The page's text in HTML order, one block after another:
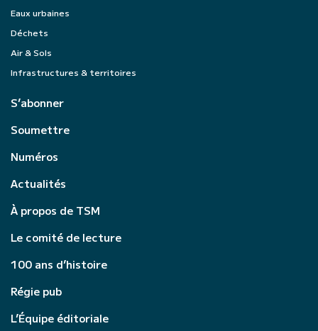
Eaux urbaines
Déchets
Air & Sols
Infrastructures & territoires
S’abonner
Soumettre
Numéros
Actualités
À propos de TSM
Le comité de lecture
100 ans d’histoire
Régie pub
L’Équipe éditoriale